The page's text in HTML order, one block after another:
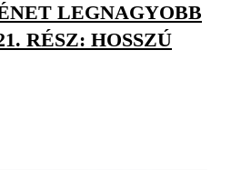
LEGNAGYOBB
RÉSZ: HOSSZÚ